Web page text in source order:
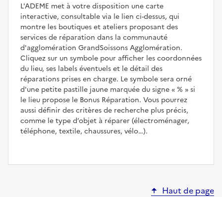
L'ADEME met à votre disposition une carte
interactive, consultable via le lien ci-dessus, qui
montre les boutiques et ateliers proposant des
services de réparation dans la communauté
d'agglomération GrandSoissons Agglomération.
Cliquez sur un symbole pour afficher les coordonnées
du lieu, ses labels éventuels et le détail des
réparations prises en charge. Le symbole sera orné
d'une petite pastille jaune marquée du signe
%
si
le lieu propose le Bonus Réparation. Vous pourrez
aussi définir des critères de recherche plus précis,
comme le type d’objet à réparer (électroménager,
téléphone, textile, chaussures, vélo…).
Haut de page